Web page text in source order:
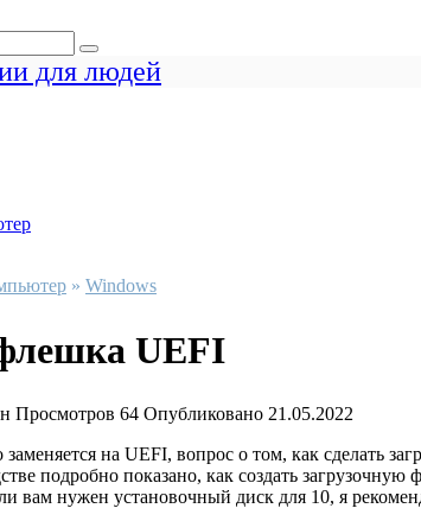
для людей
» Windows
UEFI
Просмотров 64 Опубликовано 21.05.2022
на UEFI, вопрос о том, как сделать
подробно показано, как создать
вам нужен установочный диск для 10, я